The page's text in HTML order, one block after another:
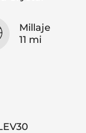
Millaje
11 mi